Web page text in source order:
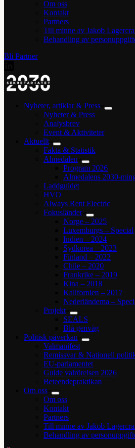
Om oss
Kontakt
Partners
Till minne av Jakob
Behandling av
Bli Partner
Nyheter, artiklar & Press
Nyheter & Press
Analysbrev
Event & Aktiviteter
Aktuellt
Fakta & Statistik
Almedalen
Program 2026
Almedalens 2030-
Laddguldet
HVO
Always Rent Electric
Fokusländer
Norge – 2025
Luxemburgs – Special
Indien – 2024
Sydkorea – 2023
Finland – 2022
Chile – 2020
Frankrike – 2019
Kina – 2018
Kalifornien – 2017
Nederländerna –
Projekt
SEALS
Blå genväg
Politisk påverkan
Valmanifest
Remissvar & Nationell
EU-parlamentet
Guide valrörelsen 2026
Beteendepraktikan
Om oss
Om oss
Kontakt
Partners
Till minne av Jakob
Behandling av